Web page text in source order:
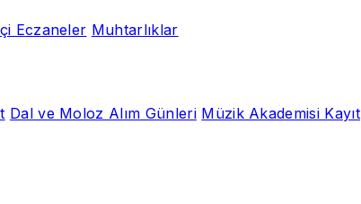
Eczaneler Muhtarlıklar
Dal ve Moloz Alım Günleri Müzik Akademisi Kayıt